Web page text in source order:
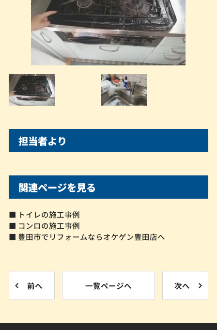
担当者より
関連ページを見る
■ トイレの施工事例
■ コンロの施工事例
■ 豊田市でリフォームならオケゲン豊田店へ
前へ 一覧ページへ 次へ